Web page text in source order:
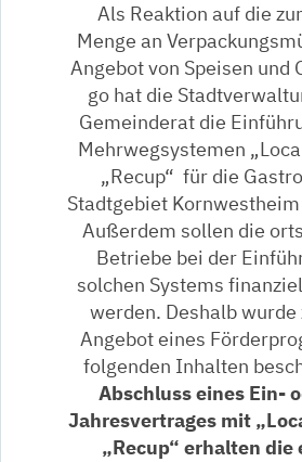
Als Reaktion auf die
Menge an
Angebot von Speisen und
go hat die
Gemeinderat die
Mehrwegsystemen
„Recup“ für die
Stadtgebiet
Außerdem sollen die
Betriebe bei der
solchen Systems
werden. Deshalb wurde
Angebot eines
folgenden Inhalten
Abschluss eines Ein-
Jahresvertrages mit
„Recup“ erhalten die